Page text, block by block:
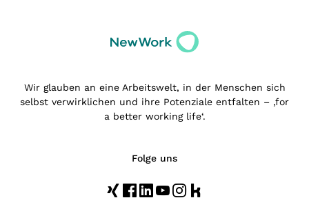
Wir glauben an eine Arbeitswelt, in der Menschen sich
selbst verwirklichen und ihre Potenziale entfalten – ‚for
a better working life‘.
Folge uns